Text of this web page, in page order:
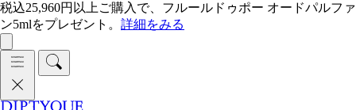
税込25,960円以上ご購入で、フルールドゥポー オードパルファ
ン5mlをプレゼント。 詳細をみる